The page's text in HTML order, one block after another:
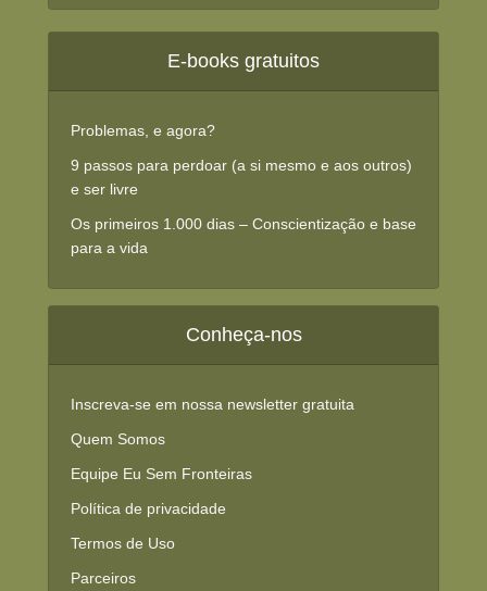
E-books gratuitos
Problemas, e agora?
9 passos para perdoar (a si mesmo e aos outros)
e ser livre
Os primeiros 1.000 dias – Conscientização e base
para a vida
Conheça-nos
Inscreva-se em nossa newsletter gratuita
Quem Somos
Equipe Eu Sem Fronteiras
Política de privacidade
Termos de Uso
Parceiros